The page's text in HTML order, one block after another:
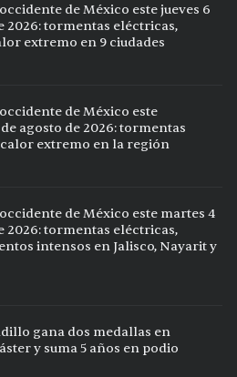
de México este jueves 6
2026: tormentas eléctricas,
extremo en 9 ciudades
de México este
agosto de 2026: tormentas
extremo en la región
de México este martes 4
2026: tormentas eléctricas,
intensos en Jalisco, Nayarit y
gana dos medallas en
y suma 5 años en podio